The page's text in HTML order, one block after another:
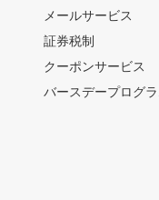
メールサービス
証券税制
クーポンサービス
バースデープログラ